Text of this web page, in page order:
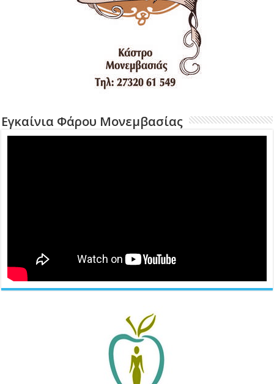
Εγκαίνια Φάρου Μονεμβασίας